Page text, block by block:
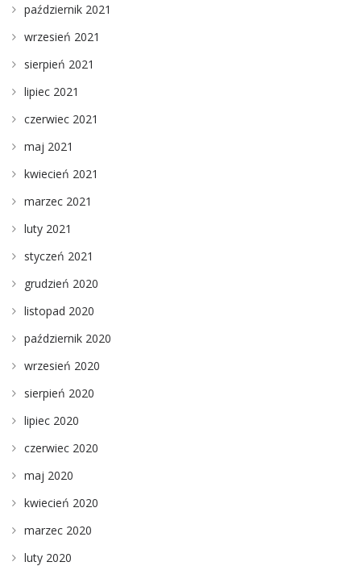
październik 2021
wrzesień 2021
sierpień 2021
lipiec 2021
czerwiec 2021
maj 2021
kwiecień 2021
marzec 2021
luty 2021
styczeń 2021
grudzień 2020
listopad 2020
październik 2020
wrzesień 2020
sierpień 2020
lipiec 2020
czerwiec 2020
maj 2020
kwiecień 2020
marzec 2020
luty 2020